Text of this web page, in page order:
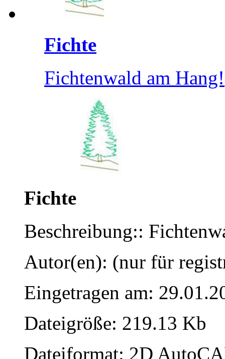
Fichte
Fichtenwald am Hang!
Fichte
Beschreibung::
Autor(en): (nur für
Eingetragen am:
Dateigröße: 219.13 Kb
Dateiformat: 2D